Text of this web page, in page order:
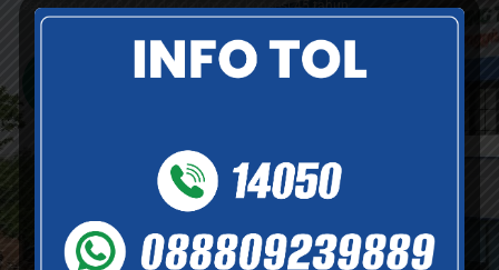
sepanjang 26.184 KM dengan masa konsesi 45 tahun.
Selengkapnya